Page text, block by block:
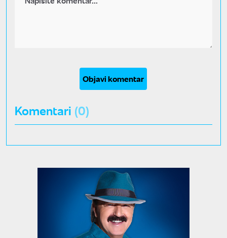
Objavi komentar
Komentari (0)